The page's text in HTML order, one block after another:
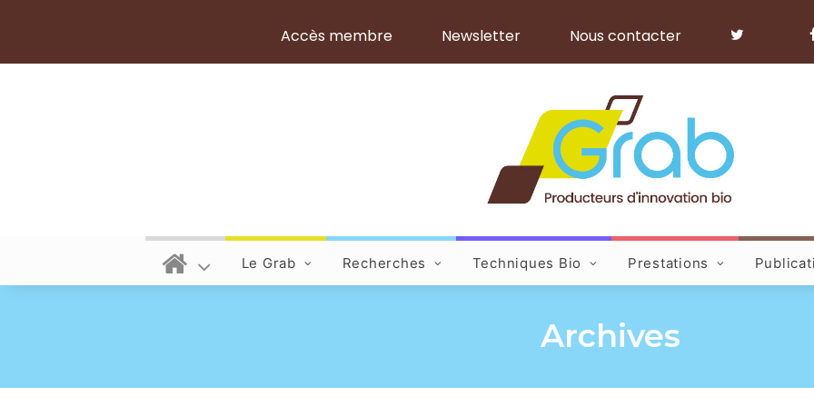
Accès membre Newsletter Nous contacter
Le Grab Recherches Techniques Bio Prestations
Archives